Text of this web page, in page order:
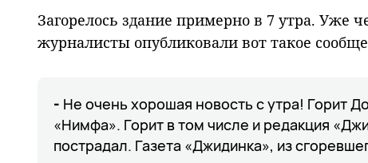
Загорелось здание примерно в 7 утра. Уже
журналисты опубликовали вот такое
- Не очень хорошая новость с утра! Горит
«Нимфа». Горит в том числе и редакция
пострадал. Газета «Джидинка», из